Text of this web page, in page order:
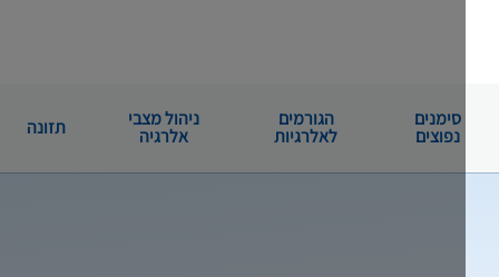
סימנים
נפוצים
הגורמים
לאלרגיות
ניהול מצבי
אלרגיה תזונה